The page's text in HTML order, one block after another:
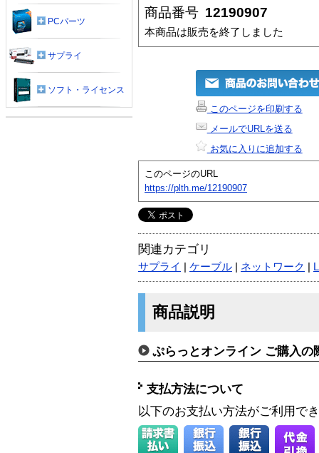
商品番号 12190907
本商品は販売を終了しました
このページを印刷する
メールでURLを送る
お気に入りに追加する
このページのURL
https://plth.me/12190907
関連カテゴリ
サプライ ケーブル ネットワーク
商品説明
ぷらっとオンライン ご購入の
支払方法について
以下のお支払い方法がご利用で
PCパーツ
サプライ
ソフト・ライセンス